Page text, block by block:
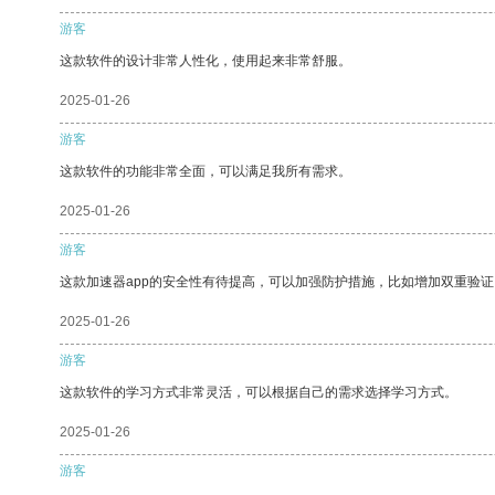
游客
这款软件的设计非常人性化，使用起来非常舒服。
2025-01-26
游客
这款软件的功能非常全面，可以满足我所有需求。
2025-01-26
游客
这款加速器app的安全性有待提高，可以加强防护措施，比如增加双重验
2025-01-26
游客
这款软件的学习方式非常灵活，可以根据自己的需求选择学习方式。
2025-01-26
游客